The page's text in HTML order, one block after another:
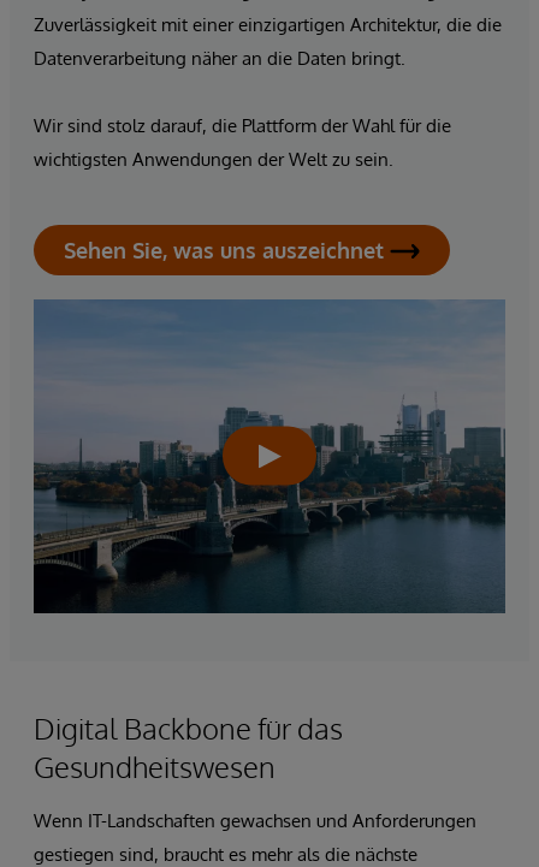
Zuverlässigkeit mit einer einzigartigen Architektur, die die
Datenverarbeitung näher an die Daten bringt.
Wir sind stolz darauf, die Plattform der Wahl für die
wichtigsten Anwendungen der Welt zu sein.
Sehen Sie, was uns auszeichnet
Digital Backbone für das
Gesundheitswesen
Wenn IT-Landschaften gewachsen und Anforderungen
gestiegen sind, braucht es mehr als die nächste